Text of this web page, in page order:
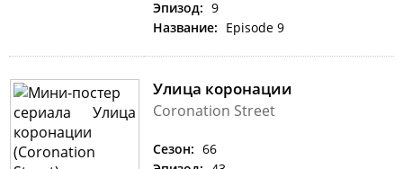
Эпизод: 9
Название: Episode 9
Улица коронации
Coronation Street
Сезон: 66